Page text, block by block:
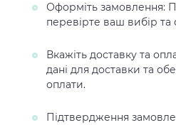
Оформіть замовлення:
перевірте ваш вибір
Вкажіть доставку та
дані для доставки та
оплати.
Підтвердження